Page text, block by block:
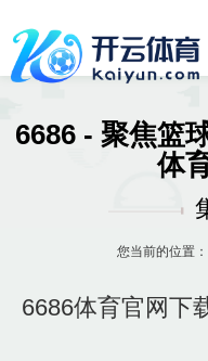
6686 - 聚焦篮
体
您当前的位置：
6686体育官网下